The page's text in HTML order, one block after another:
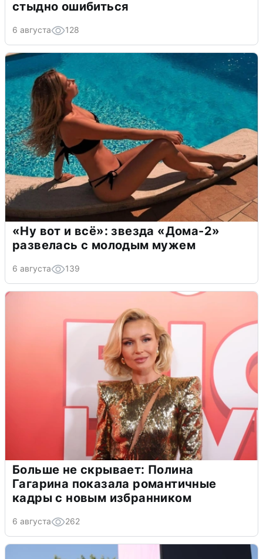
стыдно ошибиться
6 августа 128
«Ну вот и всё»: звезда «Дома-2»
развелась с молодым мужем
6 августа 139
Больше не скрывает: Полина
Гагарина показала романтичные
кадры с новым избранником
6 августа 262